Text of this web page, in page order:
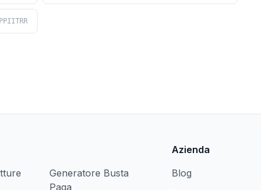
Generatore Busta
Paga
Azienda
Blog